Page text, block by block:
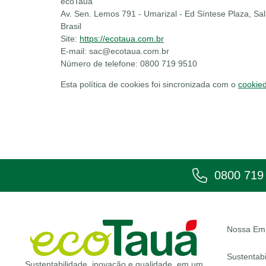
Av. Sen. Lemos 791 - Umarizal - Ed Síntese Plaza,
Brasil
Site: https://ecotaua.com.br
E-mail: sac@ecotaua.com.br
Número de telefone: 0800 719 9510
Esta política de cookies foi sincronizada com o
0800
Nossa